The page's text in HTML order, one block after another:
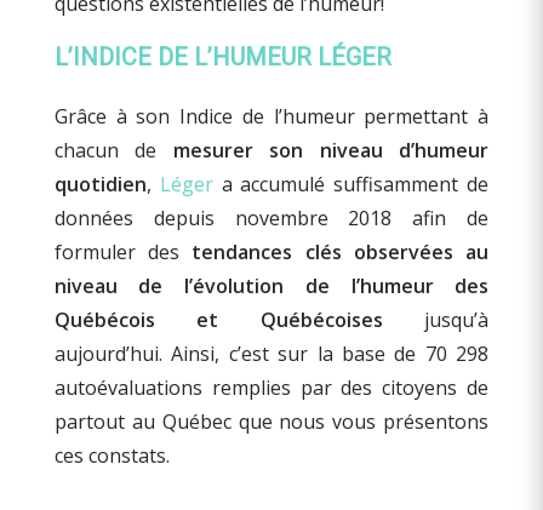
L’INDICE DE L’HUMEUR LÉGER
Grâce à son Indice de l’humeur permettant à
chacun de mesurer son niveau d’humeur
quotidien, Légera accumulé suffisamment de
données depuis novembre 2018 afin de
formuler des tendances clés observées au
niveau de l’évolution de l’humeur des
Québécois et Québécoises jusqu’à
aujourd’hui. Ainsi, c’est sur la base de 70 298
autoévaluations remplies par des citoyens de
partout au Québec que nous vous présentons
ces constats.